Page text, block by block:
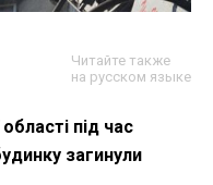
Читайте также
на русском языке
під час
загинули